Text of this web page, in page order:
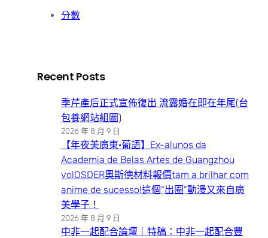
分數
Recent Posts
季芹產后正式宣佈復出 流露婚在即在年尾(台
包養網站組圖)
2026 年 8 月 9 日
【年夜美廣東·葡語】Ex-alunos da
Academia de Belas Artes de Guangzhou
volOSDER奧斯德材料報價tam a brilhar com
anime de sucesso!這個“出圈”動漫又來自廣
美學子！
2026 年 8 月 9 日
中非一起配合論壇｜特稿：中非一起配合豐